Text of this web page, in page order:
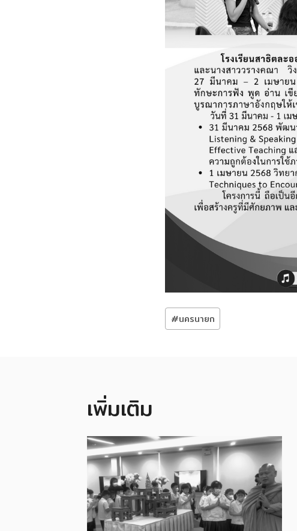
Post
Tags:
#นครนายก
เพิ่มเติม